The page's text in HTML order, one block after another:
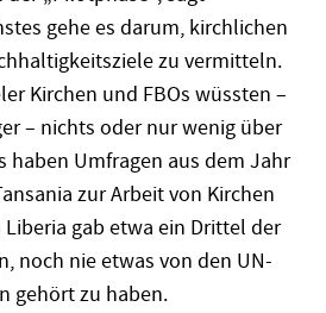
gehe es darum, kirchlichen
zu vermitteln.
Kirchen und FBOs wüssten –
– nichts oder nur wenig über
haben Umfragen aus dem Jahr
zur Arbeit von Kirchen
Liberia gab etwa ein Drittel der
noch nie etwas von den UN-
gehört zu haben.